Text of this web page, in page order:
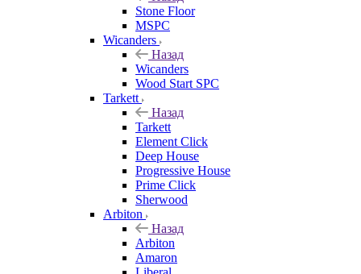
Stone Floor
MSPC
Wicanders
Назад
Wicanders
Wood Start SPC
Tarkett
Назад
Tarkett
Element Click
Deep House
Progressive House
Prime Click
Sherwood
Arbiton
Назад
Arbiton
Amaron